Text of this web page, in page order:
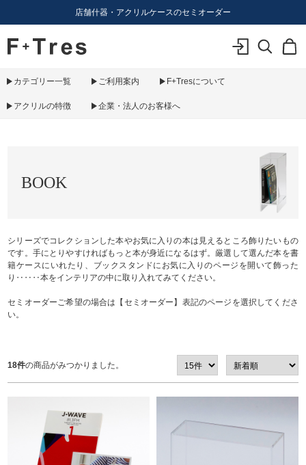
F+Tres｜エフ プラス トレス｜material figure experience
店舗什器・アクリルケースのセミオーダー
カテゴリー一覧 ご利用案内 F+Tresについて
アクリルの特徴 企業・法人のお客様へ
BOOK
シリーズでコレクションした本やお気に入りの本は見えるところ飾りたいもの
です。手にとりやすければもっと本が身近になるはず。厳選して選んだ本を書
籍ケースにいれたり、ブックスタンドにお気に入りのページを開いて飾った
り‥‥‥本をインテリアの中に取り入れてみてください。
セミオーダーご希望の場合は【セミオーダー】表記のページを選択してくださ
い。
18件の商品がみつかりました。